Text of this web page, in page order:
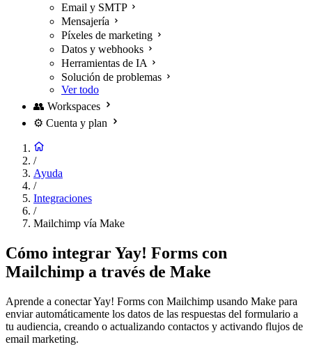
Email y SMTP
Mensajería
Píxeles de marketing
Datos y webhooks
Herramientas de IA
Solución de problemas
Ver todo
👥 Workspaces
⚙️ Cuenta y plan
/
Ayuda
/
Integraciones
/
Mailchimp vía Make
Cómo integrar Yay! Forms con
Mailchimp a través de Make
Aprende a conectar Yay! Forms con Mailchimp usando Make para
enviar automáticamente los datos de las respuestas del formulario a
tu audiencia, creando o actualizando contactos y activando flujos de
email marketing.